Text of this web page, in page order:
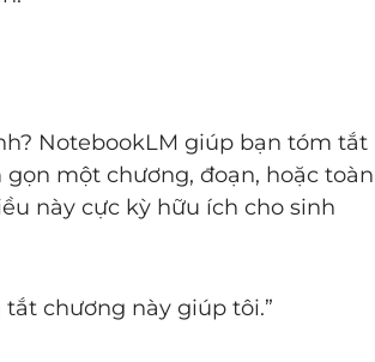
NotebookLM giúp bạn tóm tắt
một chương, đoạn, hoặc toàn
này cực kỳ hữu ích cho sinh
chương này giúp tôi.”